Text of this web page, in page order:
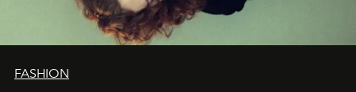
FASHION